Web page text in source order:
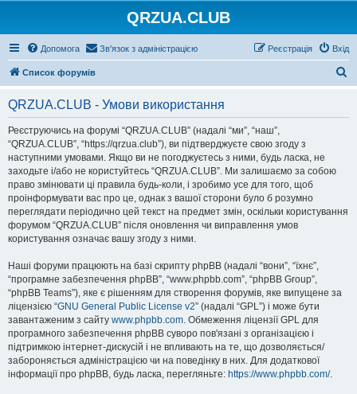
QRZUA.CLUB
Допомога Зв'язок з адміністрацією Вхід
Реєстрація
Список форумів
QRZUA.CLUB - Умови використання
Реєструючись на форумі “QRZUA.CLUB” (надалі “ми”, “наш”,
“QRZUA.CLUB”, “https://qrzua.club”), ви підтверджуєте свою згоду з
наступними умовами. Якщо ви не погоджуєтесь з ними, будь ласка, не
заходьте і/або не користуйтесь “QRZUA.CLUB”. Ми залишаємо за собою
право змінювати ці правила будь-коли, і зробимо усе для того, щоб
проінформувати вас про це, однак з вашої сторони було б розумно
переглядати періодично цей текст на предмет змін, оскільки користування
форумом “QRZUA.CLUB” після оновлення чи виправлення умов
користування означає вашу згоду з ними.
Наші форуми працюють на базі скрипту phpBB (надалі “вони”, “їхнє”,
“програмне забезпечення phpBB”, “www.phpbb.com”, “phpBB Group”,
“phpBB Teams”), яке є рішенням для створення форумів, яке випущене за
ліцензією “GNU General Public License v2” (надалі “GPL”) і може бути
завантаженим з сайту www.phpbb.com. Обмеження ліцензії GPL для
програмного забезпечення phpBB суворо пов'язані з організацією і
підтримкою інтернет-дискусій і не впливають на те, що дозволяється/
забороняється адміністрацією чи на поведінку в них. Для додаткової
інформації про phpBB, будь ласка, перегляньте: https://www.phpbb.com/.